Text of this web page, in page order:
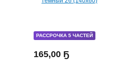
РАССРОЧКА 5 ЧАСТЕЙ
165,00 Ҕ